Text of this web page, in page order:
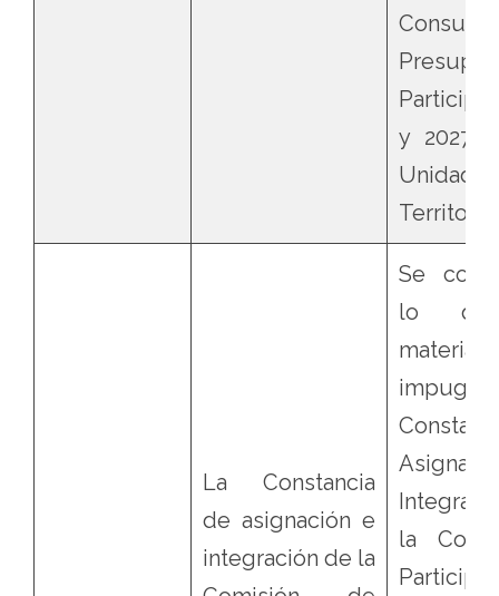
y 2027
Unidad
La Constancia
de asignación e
integración de la
Se
lo
la